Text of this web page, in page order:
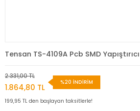
Tensan TS-4109A Pcb SMD
2.331,00 TL
1.864,80 TL
%20 İNDİRİM
199,95 TL den başlayan taksitlerle!